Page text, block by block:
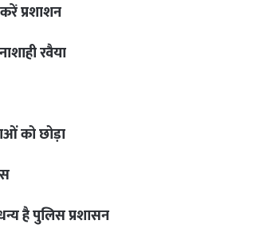
प्रशाशन
रवैया
को छोड़ा
है पुलिस प्रशासन